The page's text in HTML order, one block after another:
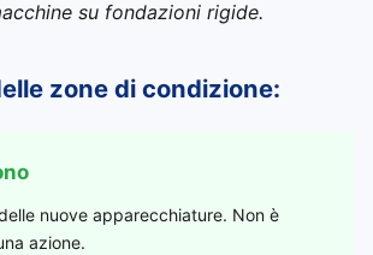
su fondazioni rigide.
zone di condizione:
nuove apparecchiature. Non è
azione.